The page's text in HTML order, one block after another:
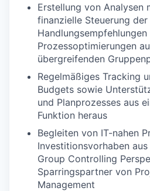
Erstellung von Analysen
finanzielle Steuerung
Handlungsempfehlungen
Prozessoptimierungen
übergreifenden
Regelmäßiges Tracking
Budgets sowie
und Planprozesses aus
Funktion heraus
Begleiten von IT-nahen
Investitionsvorhaben
Group Controlling
Sparringspartner von
Management